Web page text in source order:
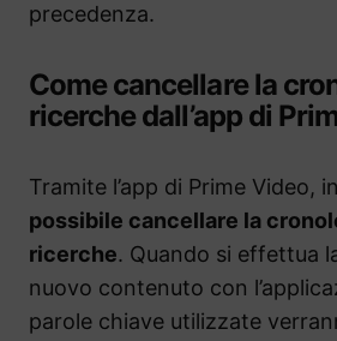
precedenza.
Come cancellare la
ricerche dall’app di
Tramite l’app di Prime Video,
possibile cancellare la
ricerche. Quando si effettua
nuovo contenuto con
parole chiave utilizzate